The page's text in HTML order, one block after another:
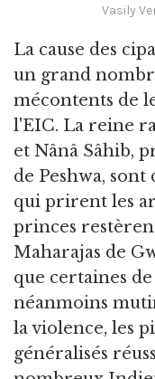
Vasily
La cause des
un grand
mécontents de
l'EIC. La reine
et Nânâ Sâhib,
de Peshwa, sont
qui prirent les
princes
Maharajas de
que certaines
néanmoins
la violence, les
généralisés